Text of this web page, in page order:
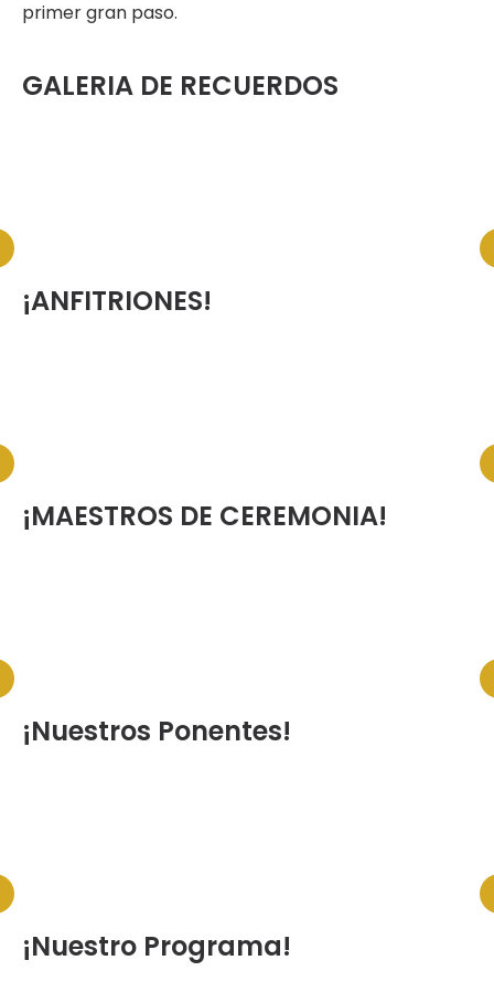
primer gran paso.
GALERIA DE RECUERDOS
¡ANFITRIONES!
¡MAESTROS DE CEREMONIA!
¡Nuestros Ponentes!
¡Nuestro Programa!